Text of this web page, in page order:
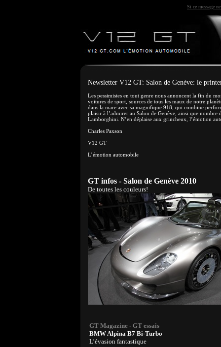
Si ce message
Newsletter V12 GT: Salon de Genève: le
Les pessimistes en tout genre nous annoncent la fin du
voitures de sport, sources de tous les maux de notre
dans la mare avec sa magnifique 918, qui combine
plaisir à l’admirer au Salon de Genève, ainsi que nombre
Lamborghini. N’en déplaise aux grincheux, l’émotion
Charles Paxson
V12 GT
L’émotion automobile
GT infos - Salon de Genève 2010
De toutes les couleurs!
GT Magazine - GT essais
BMW Alpina B7 Bi-Turbo
L’évasion fantastique